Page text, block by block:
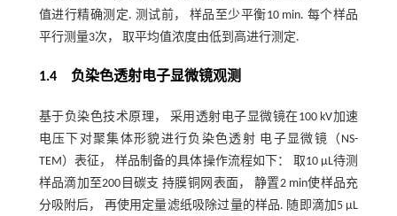
值进行精确测定. 测试前， 样品至少平衡10 min. 每个样品
平行测量3次， 取平均值浓度由低到高进行测定.
1.4 负染色透射电子显微镜观测
基于负染色技术原理， 采用透射电子显微镜在100 kV加速
电压下对聚集体形貌进行负染色透射 电子显微镜（NS-
TEM）表征， 样品制备的具体操作流程如下： 取10 μL待测
样品滴加至200目碳支 持膜铜网表面， 静置2 min使样品充
分吸附后， 再使用定量滤纸吸除过量的样品. 随即滴加5 μL